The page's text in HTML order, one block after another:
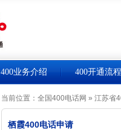
400业务介绍 400开通流程
当前位置： 全国400电话网 » 江苏省
栖霞400电话申请